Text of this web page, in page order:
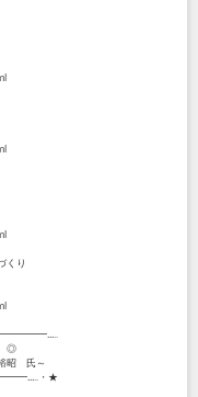
くり
◎
氏～
・★